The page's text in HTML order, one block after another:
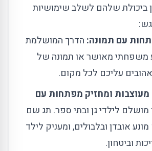
ביכולת שלהם לשלב שימושיות
עם תמונה: הדרך המושלמת
מאושר או תמונה של
עליכם לכל מקום.
ומחזיק מפתחות עם
מושלם לילדי גן ובתי ספר. תג שם
אובדן ובלבולים, ומעניק לילד
וביטחון.